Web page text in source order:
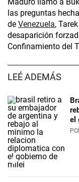
las preguntas
de Venezuela,
desaparición
Confinamiento del
LEÉ ADEMÁS
el